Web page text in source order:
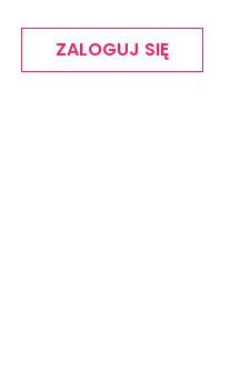
ZALOGUJ SIĘ